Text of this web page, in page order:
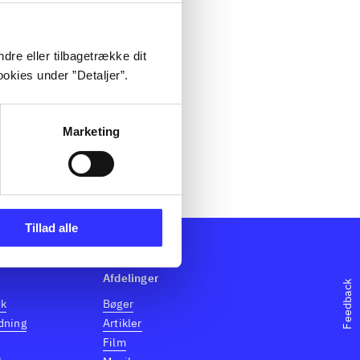
eller tilbagetrække dit
under ”Detaljer”.
Marketing
Tillad alle
Feedback
Afdelinger
Bøger
Artikler
Film